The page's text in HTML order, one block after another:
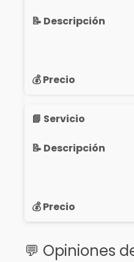
💬 Opiniones